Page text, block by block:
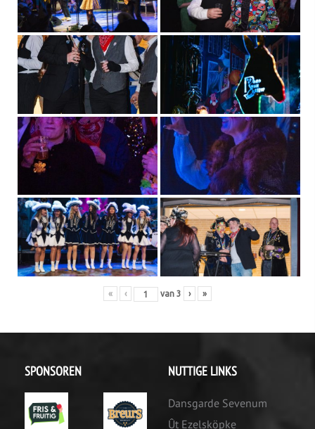
« ‹ van 3 › »
SPONSOREN NUTTIGE LINKS
Dansgarde Sevenum
Ût Ezelsköpke